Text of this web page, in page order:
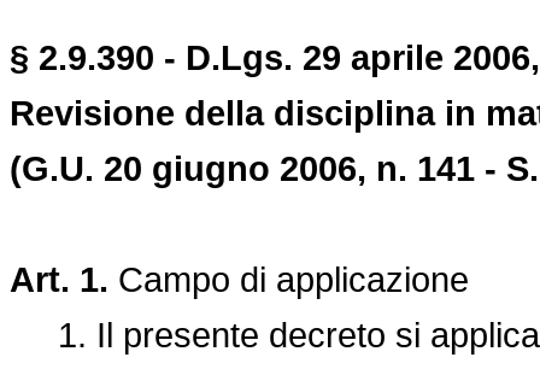
§ 2.9.390 - D.Lgs. 29 aprile
Revisione della disciplina in
(G.U. 20 giugno 2006, n. 141 -
Art. 1. Campo di applicazione
1. Il presente decreto si